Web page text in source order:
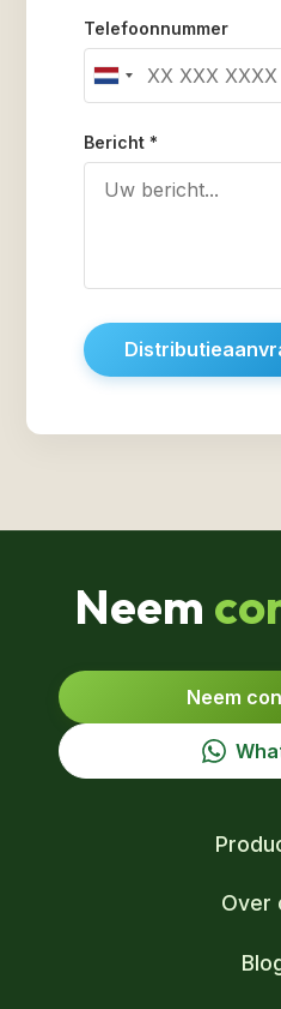
Telefoonnummer
Netherlands
+31
Bericht *
Neem
Neem
Over